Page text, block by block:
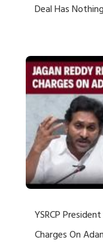
Deal Has
YSRCP
Charges On